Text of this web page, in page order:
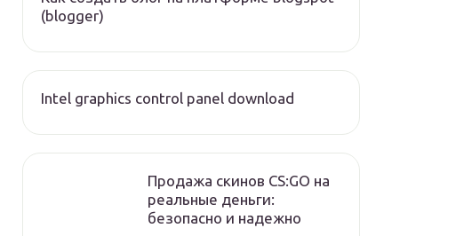
(blogger)
Intel graphics control panel download
Продажа скинов CS:GO на
реальные деньги:
безопасно и надежно